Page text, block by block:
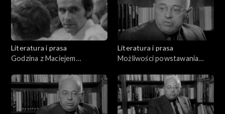
Literatura i prasa
Godzina z Maciejem
Literatura i prasa
Możliwości powstawania